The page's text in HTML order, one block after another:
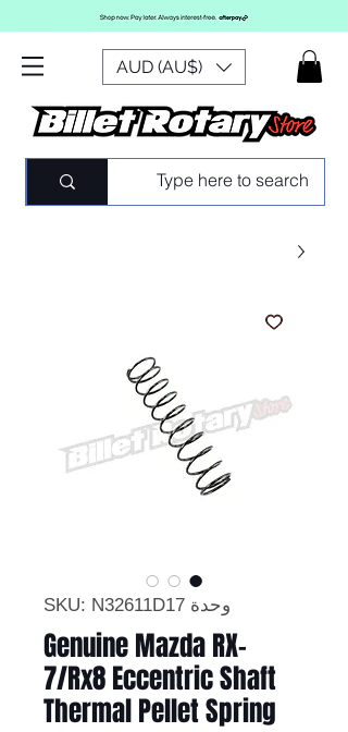
AUD (AU$)
وحدة SKU: N32611D17
Genuine Mazda RX-
7/Rx8 Eccentric Shaft
Thermal Pellet Spring